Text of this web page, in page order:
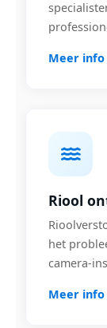
Meer info
Riool
het
camera-
Meer info